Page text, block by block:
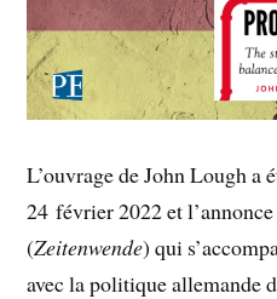
L’ouvrage de John Lough a
24 février 2022 et
(Zeitenwende) qui
avec la politique allemande